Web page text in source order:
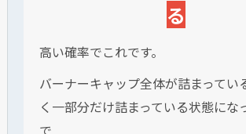
る
高い確率でこれです。
バーナーキャップ全体が詰まってい
く一部分だけ詰まっている状態にな
で